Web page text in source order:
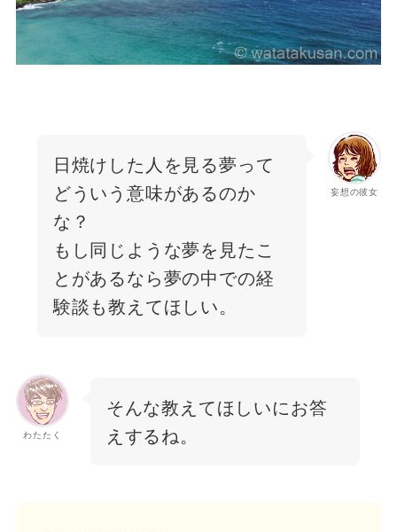
妄想の彼女
日焼けした人を見る夢って
どういう意味があるのか
な？
もし同じような夢を見たこ
とがあるなら夢の中での経
験談も教えてほしい。
わたたく
そんな教えてほしいにお答
えするね。